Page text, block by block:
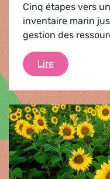
Cinq étapes vers
inventaire marin
gestion des
LireComment